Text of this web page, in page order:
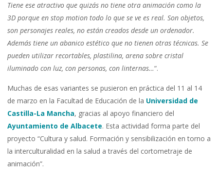
Tiene ese atractivo que quizás no tiene otra animación como la
3D porque en stop motion todo lo que se ve es real. Son objetos,
son personajes reales, no están creados desde un ordenador.
Además tiene un abanico estético que no tienen otras técnicas. Se
pueden utilizar recortables, plastilina, arena sobre cristal
iluminado con luz, con personas, con linternas…“.
Muchas de esas variantes se pusieron en práctica del 11 al 14
de marzo en la Facultad de Educación de la Universidad de
Castilla-La Mancha, gracias al apoyo financiero del
Ayuntamiento de Albacete. Esta actividad forma parte del
proyecto “Cultura y salud. Formación y sensibilización en torno a
la interculturalidad en la salud a través del cortometraje de
animación”.